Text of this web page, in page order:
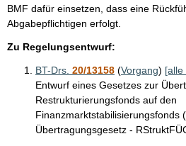
BMF dafür einsetzen, dass eine
Abgabepflichtigen erfolgt.
Zu Regelungsentwurf:
BT-Drs. 20/13158 (Vorgang) [alle
Entwurf eines Gesetzes zur
Restrukturierungsfonds auf den
Finanzmarktstabilisierungsfonds
Übertragungsgesetz -